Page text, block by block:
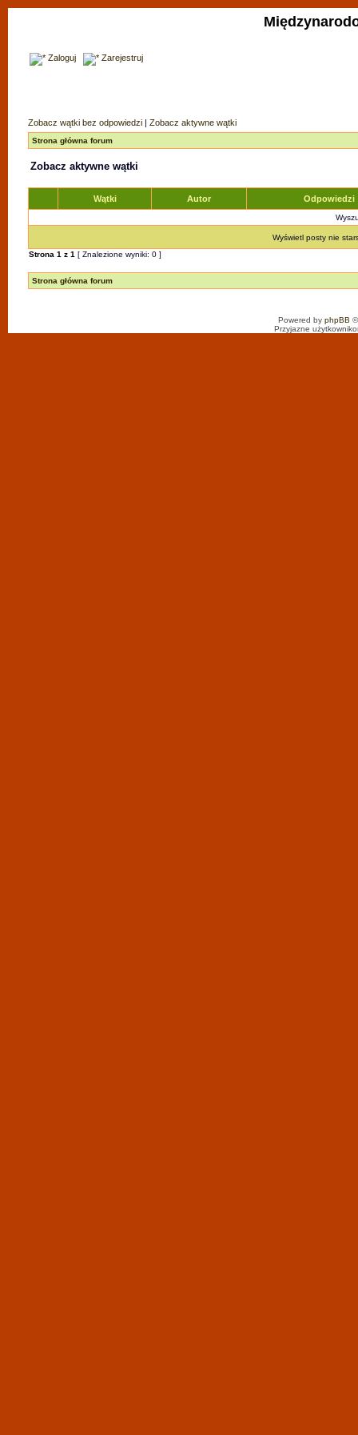
Zaloguj Zarejestruj
Zobacz wątki bez odpowiedzi | Zobacz aktywne wątki
Strona główna forum
Zobacz aktywne wątki
Wątki Autor Odpowiedzi
Wyświetl posty nie
Strona 1 z 1 [ Znalezione wyniki: 0 ]
Strona główna forum
Powered by phpBB
Przyjazne